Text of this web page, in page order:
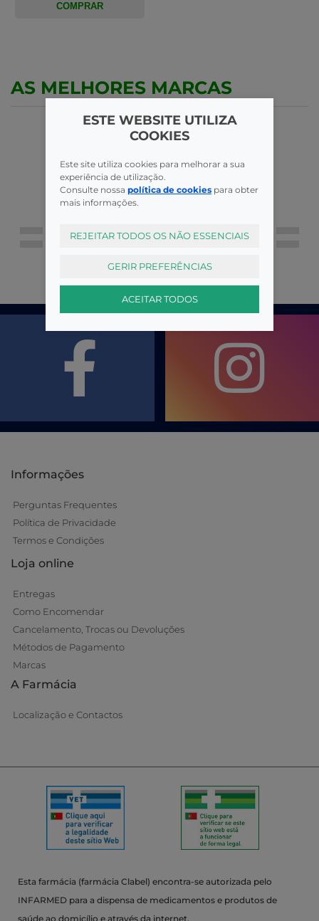
COMPRAR
AS MELHORES MARCAS
Informações
Perguntas Frequentes
Política de Privacidade
Termos e Condições
Loja online
Entregas
Como Encomendar
Cancelamento, Trocas ou Devoluções
Métodos de Pagamento
Marcas
A Farmácia
Localização e Contactos
Esta farmácia (farmácia Clabel) encontra-se autorizada pelo
INFARMED para a dispensa de medicamentos e produtos de
saúde ao domicílio e através da internet.
ESTE WEBSITE UTILIZA
COOKIES
Este site utiliza cookies para melhorar a sua
experiência de utilização.
Consulte nossa política de cookies para obter
mais informações.
REJEITAR TODOS OS NÃO ESSENCIAIS
GERIR PREFERÊNCIAS
ACEITAR TODOS